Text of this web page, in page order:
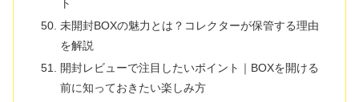
ト
未開封BOXの魅力とは？コレクターが保管する理由
を解説
開封レビューで注目したいポイント｜BOXを開ける
前に知っておきたい楽しみ方